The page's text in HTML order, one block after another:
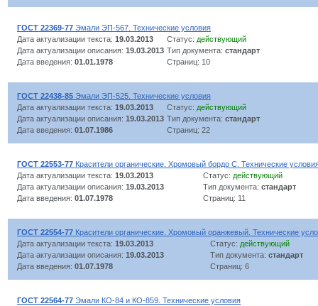
ГОСТ 22369-77 Эмали ЭП-567. Технические условия
Дата актуализации текста: 19.03.2013 Статус: действующий
Дата актуализации описания: 19.03.2013 Тип документа: стандарт
Дата введения: 01.01.1978 Страниц: 10
ГОСТ 22438-85 Эмали ЭП-525. Технические условия
Дата актуализации текста: 19.03.2013 Статус: действующий
Дата актуализации описания: 19.03.2013 Тип документа: стандарт
Дата введения: 01.07.1986 Страниц: 22
ГОСТ 22553-77 Красители органические. Хромовый бордо С. Технические
Дата актуализации текста: 19.03.2013 Статус: действующий
Дата актуализации описания: 19.03.2013 Тип документа: стандарт
Дата введения: 01.07.1978 Страниц: 11
ГОСТ 22554-77 Красители органические. Хромовый оранжевый. Технические
Дата актуализации текста: 19.03.2013 Статус: действующий
Дата актуализации описания: 19.03.2013 Тип документа: стандарт
Дата введения: 01.07.1978 Страниц: 6
ГОСТ 22564-77 Эмали КО-84 и КО-859. Технические условия